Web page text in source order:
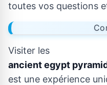
toutes vos questions
Visiter les
ancient egypt
est une expérience